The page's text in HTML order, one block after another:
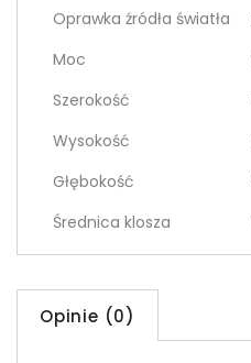
Oprawka źródła światła
Moc
Szerokość
Wysokość
Głębokość
Średnica klosza
Opinie (0)